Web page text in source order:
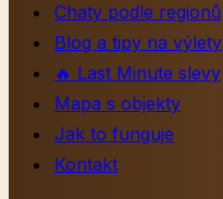
Chaty podle regionů
Blog a tipy na výlety
🔥 Last Minute slevy
Mapa s objekty
Jak to funguje
Kontakt